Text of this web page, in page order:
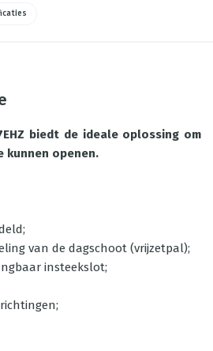
biedt de ideale oplossing om
kunnen openen.
van de dagschoot (vrijzetpal);
insteekslot;